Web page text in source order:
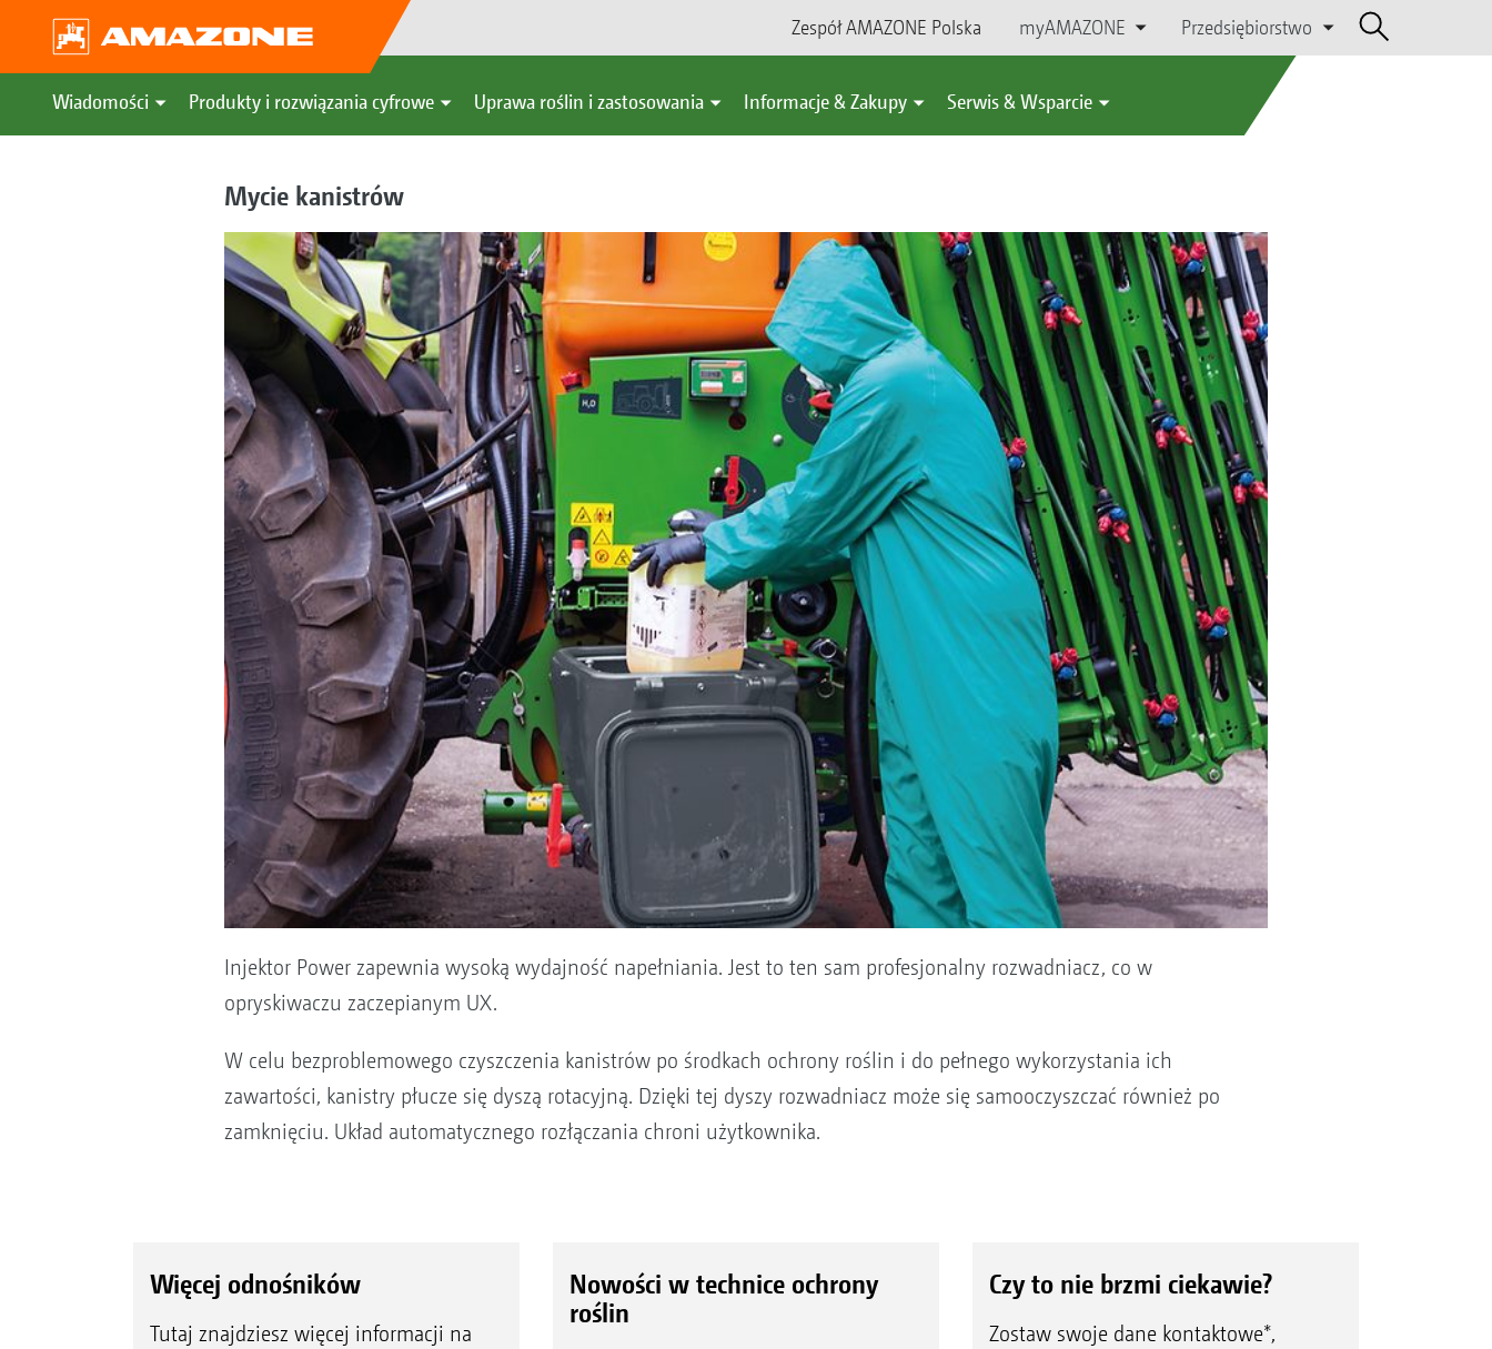
Zespół AMAZONE Polska myAMAZONE Przedsiębiorstwo
Wiadomości Produkty i rozwiązania cyfrowe Uprawa roślin i zastosowania Informacje & Zakupy Serwis & Wsparcie
Mycie kanistrów
Injektor Power zapewnia wysoką wydajność napełniania. Jest to ten sam profesjonalny rozwadniacz, co w
opryskiwaczu zaczepianym UX.
W celu bezproblemowego czyszczenia kanistrów po środkach ochrony roślin i do pełnego wykorzystania ich
zawartości, kanistry płucze się dyszą rotacyjną. Dzięki tej dyszy rozwadniacz może się samooczyszczać również po
zamknięciu. Układ automatycznego rozłączania chroni użytkownika.
Więcej odnośników
Tutaj znajdziesz więcej informacji na
Nowości w technice ochrony
roślin
Czy to nie brzmi ciekawie?
Zostaw swoje dane kontaktowe*,